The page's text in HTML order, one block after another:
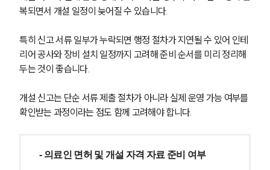
복되면서 개설 일정이 늦어질 수 있습니다.
특히 신고 서류 일부가 누락되면 행정 절차가 지연될 수 있어 인테
리어 공사와 장비 설치 일정까지 고려해 준비 순서를 미리 정리해
두는 것이 좋습니다.
개설 신고는 단순 서류 제출 절차가 아니라 실제 운영 가능 여부를
확인받는 과정이라는 점도 함께 고려해야 합니다.
- 의료인 면허 및 개설 자격 자료 준비 여부